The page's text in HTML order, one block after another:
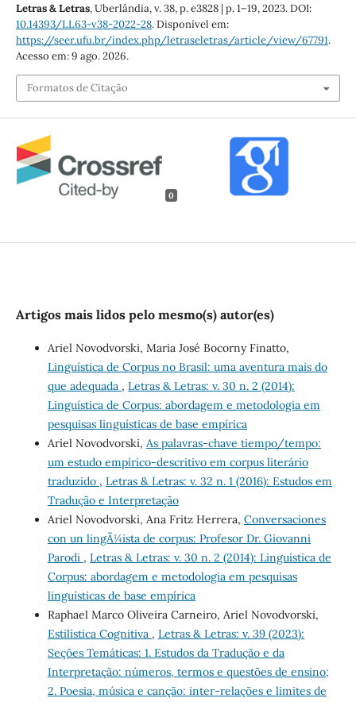
Letras & Letras, Uberlândia, v. 38, p. e3828 | p. 1–19, 2023. DOI:
10.14393/LL63-v38-2022-28. Disponível em:
https://seer.ufu.br/index.php/letraseletras/article/view/67791.
Acesso em: 9 ago. 2026.
Formatos de Citação
0
Artigos mais lidos pelo mesmo(s) autor(es)
Ariel Novodvorski, Maria José Bocorny Finatto,
Linguística de Corpus no Brasil: uma aventura mais do
que adequada , Letras & Letras: v. 30 n. 2 (2014):
Linguística de Corpus: abordagem e metodologia em
pesquisas linguísticas de base empírica
Ariel Novodvorski, As palavras-chave tiempo/tempo:
um estudo empírico-descritivo em corpus literário
traduzido , Letras & Letras: v. 32 n. 1 (2016): Estudos em
Tradução e Interpretação
Ariel Novodvorski, Ana Fritz Herrera, Conversaciones
con un lingÃ¼ista de corpus: Profesor Dr. Giovanni
Parodi , Letras & Letras: v. 30 n. 2 (2014): Linguística de
Corpus: abordagem e metodologia em pesquisas
linguísticas de base empírica
Raphael Marco Oliveira Carneiro, Ariel Novodvorski,
Estilística Cognitiva , Letras & Letras: v. 39 (2023):
Seções Temáticas: 1. Estudos da Tradução e da
Interpretação: números, termos e questões de ensino;
2. Poesia, música e canção: inter-relações e limites de